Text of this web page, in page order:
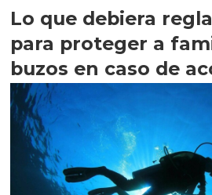
Lo que debiera
para proteger a
buzos en caso de